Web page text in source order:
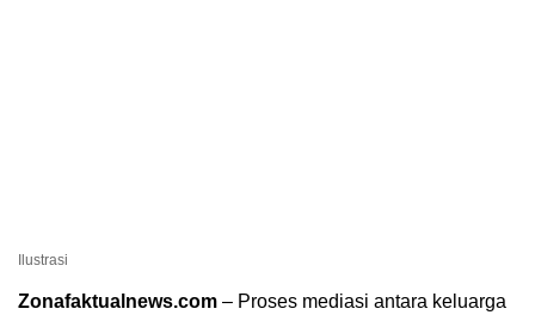
Ilustrasi
Zonafaktualnews.com – Proses mediasi antara keluarga